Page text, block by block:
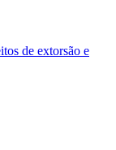
de extorsão e